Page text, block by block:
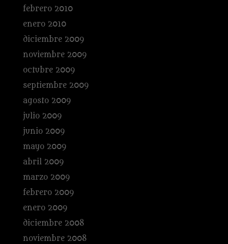
febrero 2010
enero 2010
diciembre 2009
noviembre 2009
octubre 2009
septiembre 2009
agosto 2009
julio 2009
junio 2009
mayo 2009
abril 2009
marzo 2009
febrero 2009
enero 2009
diciembre 2008
noviembre 2008